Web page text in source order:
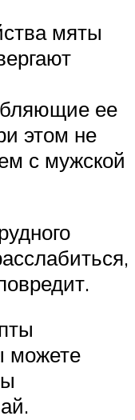
мяты
ее
этом не
с мужской
можете